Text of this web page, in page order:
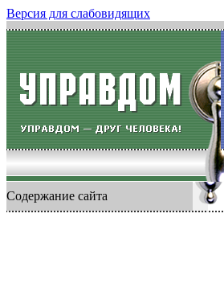
Версия для слабовидящих
Содержание сайта